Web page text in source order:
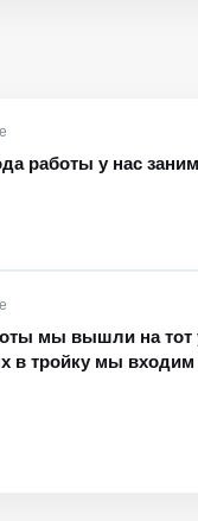
работы у нас
мы вышли на тот
в тройку мы входим